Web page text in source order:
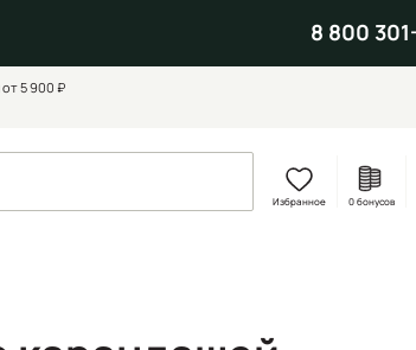
8 800
5 900 ₽
Избранное 0 бонусов